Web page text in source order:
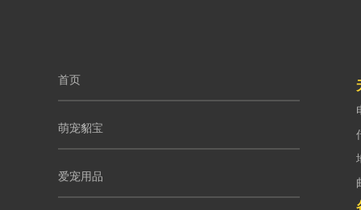
首页
萌宠貂宝
爱宠用品